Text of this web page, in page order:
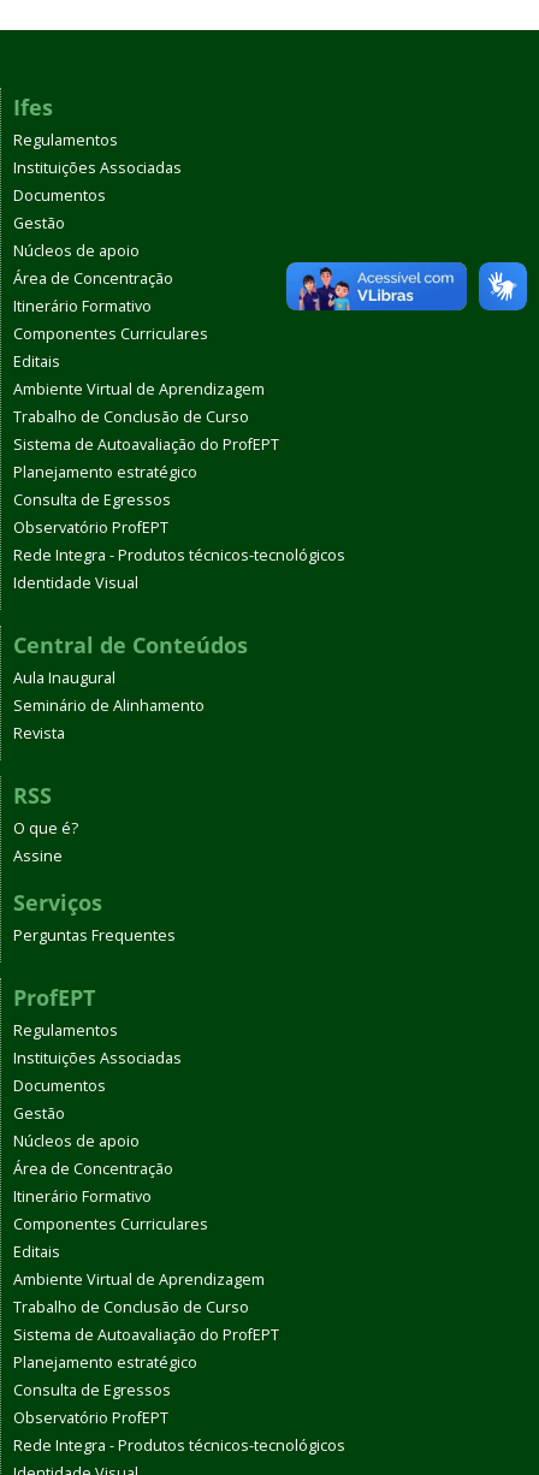
Ifes
Regulamentos
Instituições Associadas
Documentos
Gestão
Núcleos de apoio
Área de Concentração
Itinerário Formativo
Componentes Curriculares
Editais
Ambiente Virtual de Aprendizagem
Trabalho de Conclusão de Curso
Sistema de Autoavaliação do ProfEPT
Planejamento estratégico
Consulta de Egressos
Observatório ProfEPT
Rede Integra - Produtos técnicos-tecnológicos
Identidade Visual
Central de Conteúdos
Aula Inaugural
Seminário de Alinhamento
Revista
RSS
O que é?
Assine
Serviços
Perguntas Frequentes
ProfEPT
Regulamentos
Instituições Associadas
Documentos
Gestão
Núcleos de apoio
Área de Concentração
Itinerário Formativo
Componentes Curriculares
Editais
Ambiente Virtual de Aprendizagem
Trabalho de Conclusão de Curso
Sistema de Autoavaliação do ProfEPT
Planejamento estratégico
Consulta de Egressos
Observatório ProfEPT
Rede Integra - Produtos técnicos-tecnológicos